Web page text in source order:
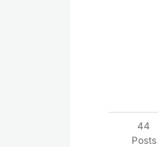
44
Posts